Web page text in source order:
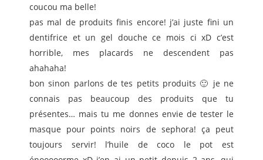
coucou ma belle!
pas mal de produits finis encore! j’ai juste fini un
dentifrice et un gel douche ce mois ci xD c’est
horrible, mes placards ne descendent pas
ahahaha!
bon sinon parlons de tes petits produits 🙂 je ne
connais pas beaucoup des produits que tu
présentes… mais tu me donnes envie de tester le
masque pour points noirs de sephora! ça peut
toujours servir! l’huile de coco le pot est